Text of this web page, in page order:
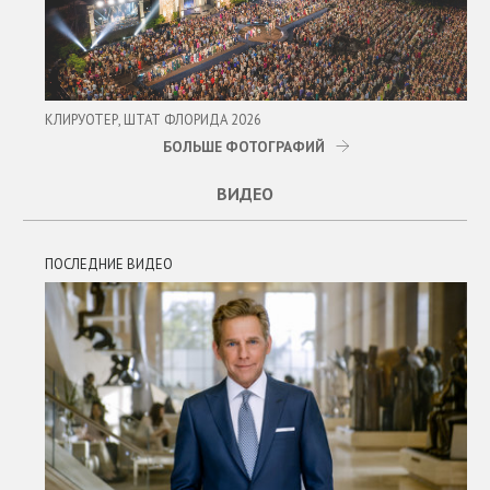
КЛИРУОТЕР, ШТАТ ФЛОРИДА 2026
БОЛЬШЕ ФОТОГРАФИЙ
ВИДЕО
ПОСЛЕДНИЕ ВИДЕО